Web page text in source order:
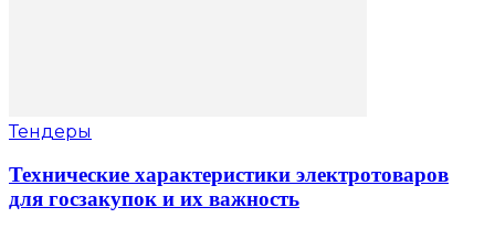
Тендеры
Технические характеристики электротоваров
для госзакупок и их важность